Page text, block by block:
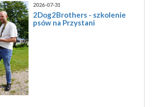
2026-07-31
2Dog2Brothers - szkolenie
psów na Przystani